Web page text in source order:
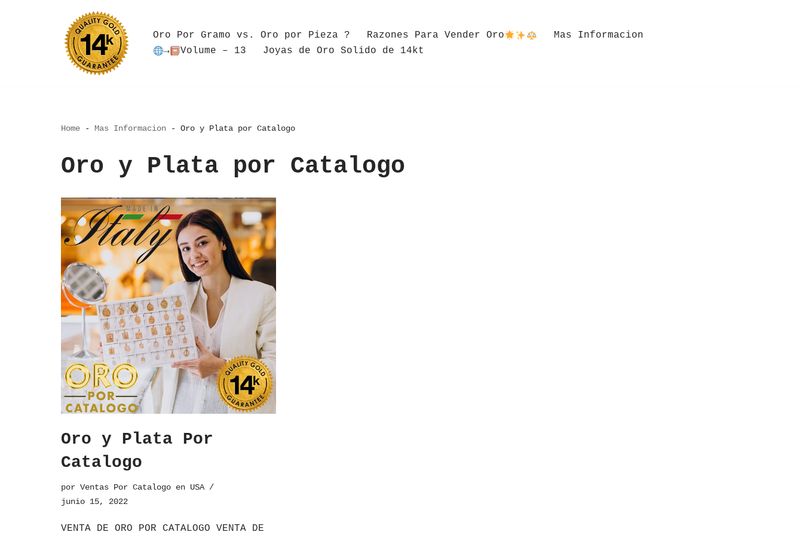
Oro Por Gramo vs. Oro por Pieza ? Razones Para Vender Oro
Mas Informacion
→
Volume – 13 Joyas de Oro Solido de 14kt
Home - Mas Informacion - Oro y Plata por Catalogo
Oro y Plata por Catalogo
Oro y Plata Por
Catalogo
por Ventas Por Catalogo en USA
junio 15, 2022
VENTA DE ORO POR CATALOGO VENTA DE